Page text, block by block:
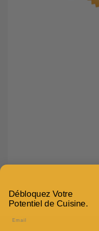
Débloquez Votre
Potentiel de Cuisine.